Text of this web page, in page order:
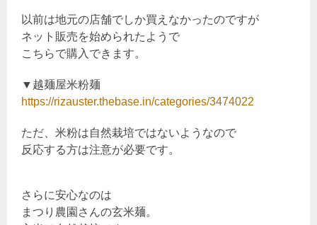
以前は地元の店舗でしか買えなかったのですが
ネット販売を始められたようで
こちらで購入できます。
▼越麺屋米粉麺
https://rizauster.thebase.in/categories/3474022
ただ、米粉は自然栽培ではないようなので
反応する方は注意が必要です。
さらに安心なのは
まつり農園さんの玄米麺。